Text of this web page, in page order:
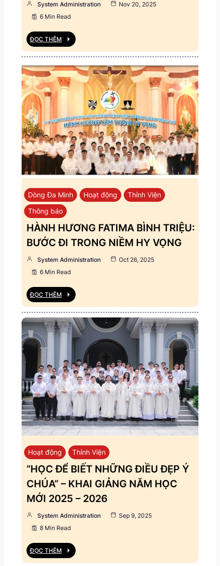
System Administration
Nov 20, 2025
6 Min Read
ĐỌC THÊM
Dòng Đa Minh Hoạt động
Thỉnh Viện
Thông báo
HÀNH HƯƠNG FATIMA BÌNH TRIỆU:
BƯỚC ĐI TRONG NIỀM HY VỌNG
System Administration
Oct 26, 2025
6 Min Read
ĐỌC THÊM
Hoạt động Thỉnh Viện
“HỌC ĐỂ BIẾT NHỮNG ĐIỀU ĐẸP Ý
CHÚA” – KHAI GIẢNG NĂM HỌC
MỚI 2025 – 2026
System Administration
Sep 9, 2025
8 Min Read
ĐỌC THÊM